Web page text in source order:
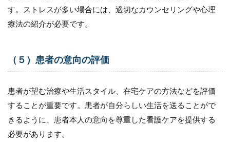
能力の
向上
看護
看護
師へ
のア
セス
メン
トの
す。ストレスが多い場合には、適切なカウンセリングや心理
療法の紹介が必要です。
（５）患者の意向の評価
患者が望む治療や生活スタイル、在宅ケアの方法などを評価
することが重要です。患者が自分らしい生活を送ることがで
きるように、患者本人の意向を尊重した看護ケアを提供する
必要があります。